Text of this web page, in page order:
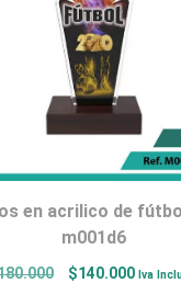
m001d6
$140.000 Iva